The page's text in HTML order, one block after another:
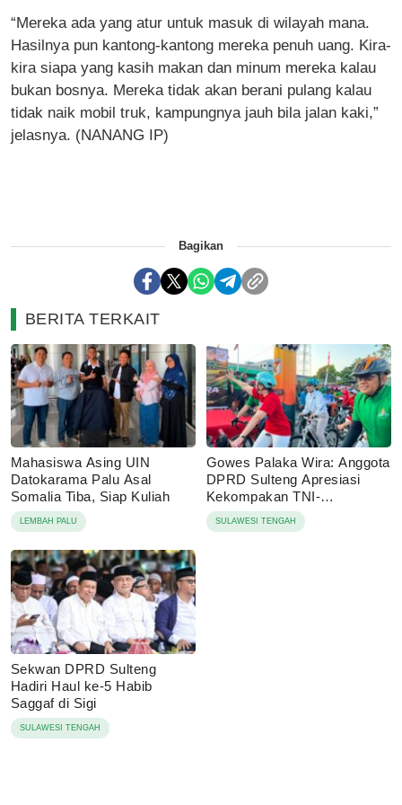
“Mereka ada yang atur untuk masuk di wilayah mana.
Hasilnya pun kantong-kantong mereka penuh uang. Kira-
kira siapa yang kasih makan dan minum mereka kalau
bukan bosnya. Mereka tidak akan berani pulang kalau
tidak naik mobil truk, kampungnya jauh bila jalan kaki,”
jelasnya. (NANANG IP)
Bagikan
BERITA TERKAIT
Mahasiswa Asing UIN
Datokarama Palu Asal
Somalia Tiba, Siap Kuliah
LEMBAH PALU
Gowes Palaka Wira: Anggota
DPRD Sulteng Apresiasi
Kekompakan TNI-
Masyarakat
SULAWESI TENGAH
Sekwan DPRD Sulteng
Hadiri Haul ke-5 Habib
Saggaf di Sigi
SULAWESI TENGAH